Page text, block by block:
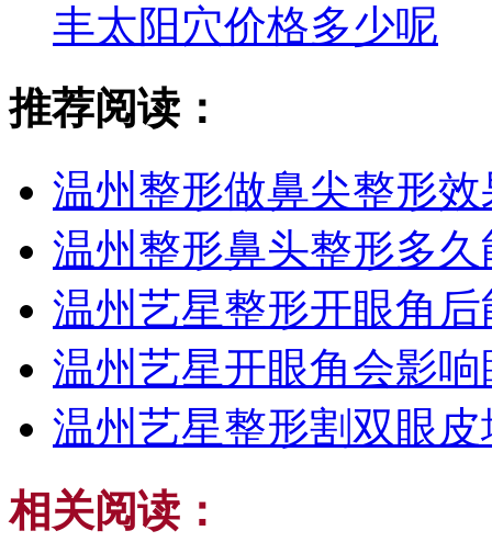
丰太阳穴价格多少呢
推荐阅读：
温州整形做鼻尖整形
温州整形鼻头整形多
温州艺星整形开眼角
温州艺星开眼角会影
温州艺星整形割双眼
相关阅读：